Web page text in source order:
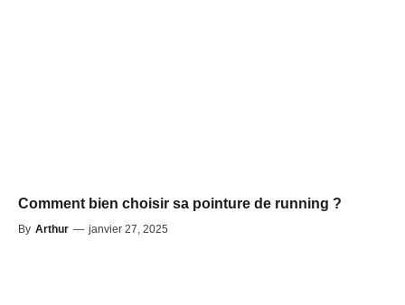
Comment bien choisir sa pointure de running ?
By Arthur — janvier 27, 2025